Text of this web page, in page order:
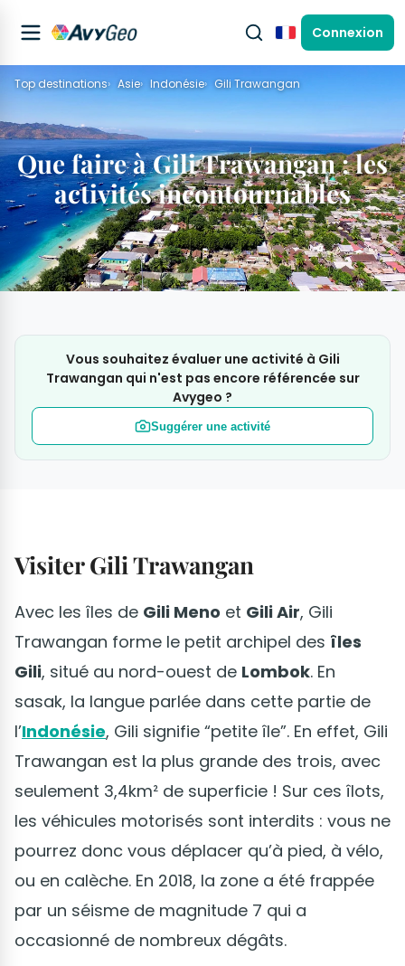
FrançaisConnexion
Top destinations Asie Indonésie Gili Trawangan
Que faire à Gili Trawangan : les
activités incontournables
Vous souhaitez évaluer une activité à Gili
Trawangan qui n'est pas encore référencée sur
Avygeo ?
Suggérer une activité
Visiter Gili Trawangan
Avec les îles de Gili Meno et Gili Air, Gili
Trawangan forme le petit archipel des îles
Gili, situé au nord-ouest de Lombok. En
sasak, la langue parlée dans cette partie de
l’Indonésie, Gili signifie “petite île”. En effet, Gili
Trawangan est la plus grande des trois, avec
seulement 3,4km² de superficie ! Sur ces îlots,
les véhicules motorisés sont interdits : vous ne
pourrez donc vous déplacer qu’à pied, à vélo,
ou en calèche. En 2018, la zone a été frappée
par un séisme de magnitude 7 qui a
occasionné de nombreux dégâts.